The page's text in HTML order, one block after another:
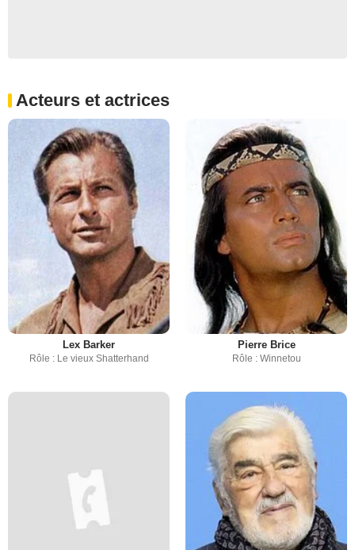
Acteurs et actrices
Lex Barker
Rôle : Le vieux Shatterhand
Pierre Brice
Rôle : Winnetou